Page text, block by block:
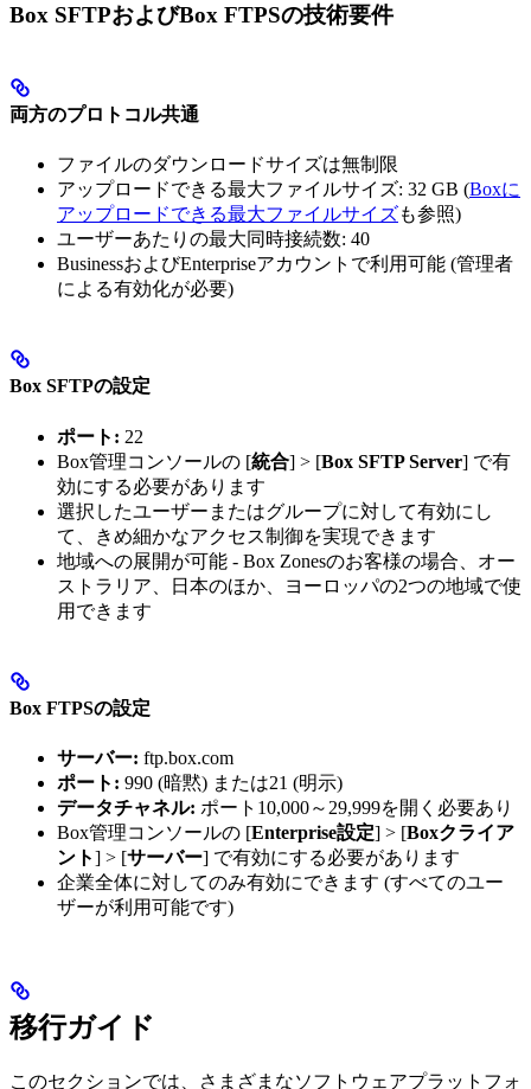
Box SFTPおよびBox FTPSの技術要件
両方のプロトコル共通
ファイルのダウンロードサイズは無制限
アップロードできる最大ファイルサイズ: 32 GB (Boxに
アップロードできる最大ファイルサイズも参照)
ユーザーあたりの最大同時接続数: 40
BusinessおよびEnterpriseアカウントで利用可能 (管理者
による有効化が必要)
Box SFTPの設定
ポート: 22
Box管理コンソールの [統合] > [Box SFTP Server] で有
効にする必要があります
選択したユーザーまたはグループに対して有効にし
て、きめ細かなアクセス制御を実現できます
地域への展開が可能 - Box Zonesのお客様の場合、オー
ストラリア、日本のほか、ヨーロッパの2つの地域で使
用できます
Box FTPSの設定
サーバー: ftp.box.com
ポート: 990 (暗黙) または21 (明示)
データチャネル: ポート10,000～29,999を開く必要あり
Box管理コンソールの [Enterprise設定] > [Boxクライア
ント] > [サーバー] で有効にする必要があります
企業全体に対してのみ有効にできます (すべてのユー
ザーが利用可能です)
移行ガイド
このセクションでは、さまざまなソフトウェアプラットフォ